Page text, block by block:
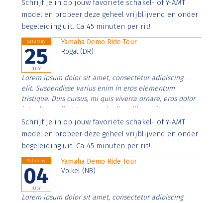
imperdiet. Nunc ut sem vitae risus tristique posuere.
Schrijf je in op jouw favoriete schakel- of Y-AMT
model en probeer deze geheel vrijblijvend en onder
begeleiding uit. Ca 45 minuten per rit!
Saturday
25
JULY
Yamaha Demo Ride Tour
Rogat (DR)
Lorem ipsum dolor sit amet, consectetur adipiscing
elit. Suspendisse varius enim in eros elementum
tristique. Duis cursus, mi quis viverra ornare, eros dolor
interdum nulla, ut commodo diam libero vitae erat.
Aenean faucibus nibh et justo cursus id rutrum lorem
imperdiet. Nunc ut sem vitae risus tristique posuere.
Schrijf je in op jouw favoriete schakel- of Y-AMT
model en probeer deze geheel vrijblijvend en onder
begeleiding uit. Ca 45 minuten per rit!
Saturday
04
JULY
Yamaha Demo Ride Tour
Volkel (NB)
Lorem ipsum dolor sit amet, consectetur adipiscing